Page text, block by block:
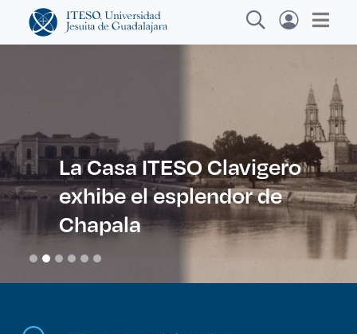
Explora sitios web, programas académicos,
actividades y noticias
Diplomados y Curso
La Casa ITESO Clavigero
exhibe el esplendor de
Chapala